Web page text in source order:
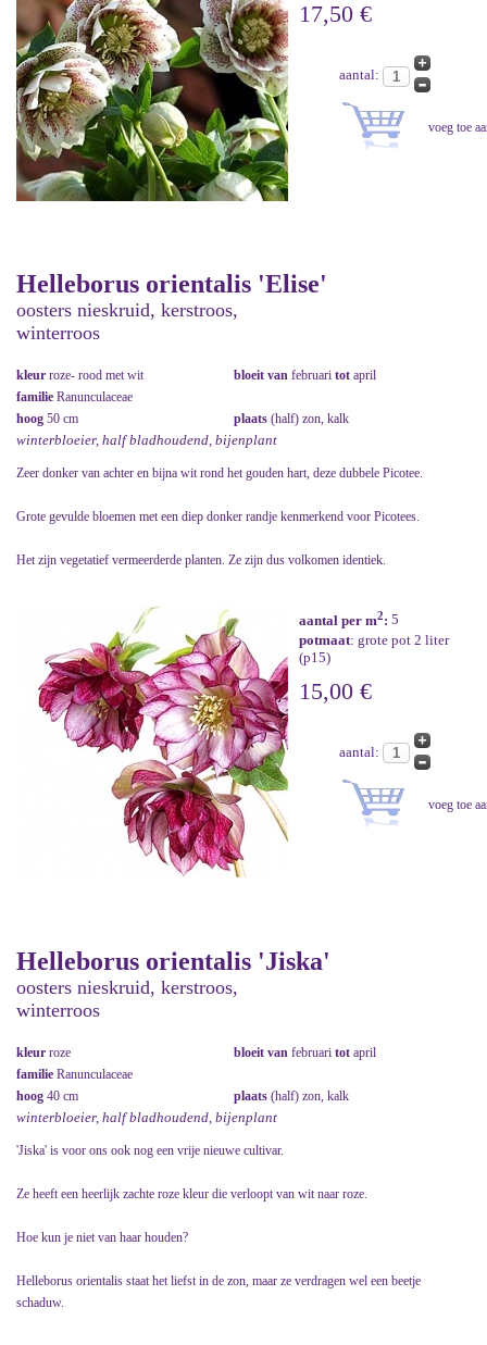
17,50 €
aantal:
Helleborus orientalis 'Elise'
oosters nieskruid, kerstroos,
winterroos
kleur roze- rood met wit bloeit van februari tot april
familie Ranunculaceae
hoog 50 cm plaats (half) zon, kalk
winterbloeier, half bladhoudend, bijenplant
Zeer donker van achter en bijna wit rond het gouden hart, deze dubbele Picotee.
Grote gevulde bloemen met een diep donker randje kenmerkend voor Picotees.
Het zijn vegetatief vermeerderde planten. Ze zijn dus volkomen identiek.
aantal per m2: 5
potmaat: grote pot 2 liter
(p15)
15,00 €
aantal:
Helleborus orientalis 'Jiska'
oosters nieskruid, kerstroos,
winterroos
kleur roze bloeit van februari tot april
familie Ranunculaceae
hoog 40 cm plaats (half) zon, kalk
winterbloeier, half bladhoudend, bijenplant
'Jiska' is voor ons ook nog een vrije nieuwe cultivar.
Ze heeft een heerlijk zachte roze kleur die verloopt van wit naar roze.
Hoe kun je niet van haar houden?
Helleborus orientalis staat het liefst in de zon, maar ze verdragen wel een beetje
schaduw.